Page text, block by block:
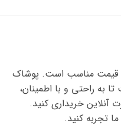
و قیمت مناسب است. پوشاک
تا به راحتی و با اطمینان،
آنلاین خریداری کنید.
تجربه کنید.